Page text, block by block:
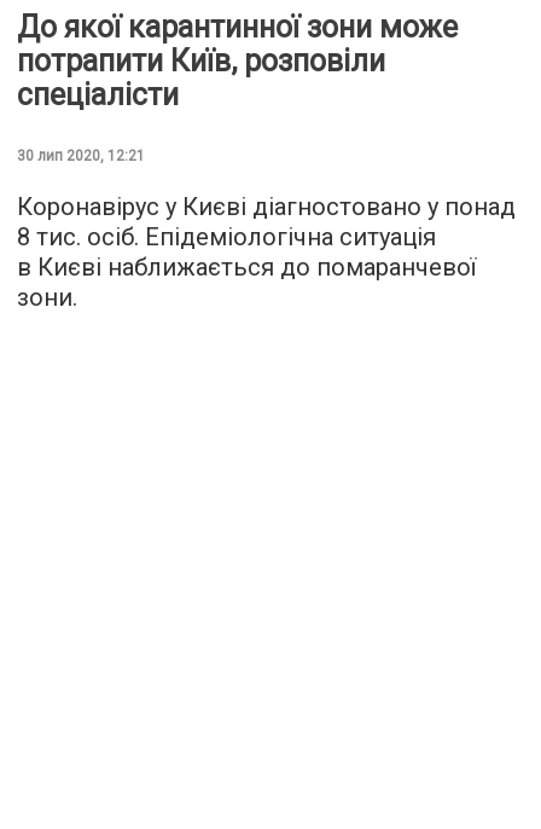
До якої карантинної зони може
потрапити Київ, розповіли
спеціалісти
30 лип 2020, 12:21
Коронавірус у Києві діагностовано у понад
8 тис. осіб. Епідеміологічна ситуація
в Києві наближається до помаранчевої
зони.